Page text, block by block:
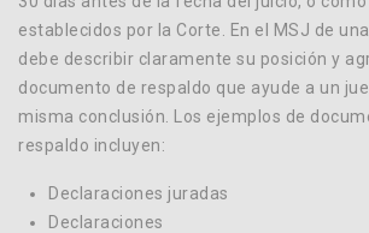
establecidos por la Corte. En el MSJ de
debe describir claramente su posición y
documento de respaldo que ayude a un
misma conclusión. Los ejemplos de
respaldo incluyen:
Declaraciones juradas
Declaraciones